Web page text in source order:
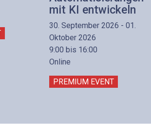
mit KI entwickeln
30. September 2026 - 01.
Oktober 2026
9:00 bis 16:00
Online
PREMIUM EVENT